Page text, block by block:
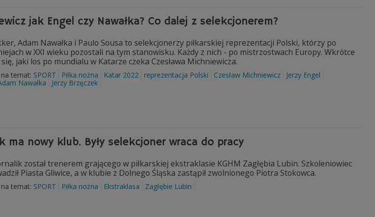
jak Engel czy Nawałka? Co dalej z selekcjonerem?
Adam Nawałka i Paulo Sousa to selekcjonerzy piłkarskiej reprezentacji Polski, którzy po
w XXI wieku pozostali na tym stanowisku. Każdy z nich - po mistrzostwach Europy. Wkrótce
jaki los po mundialu w Katarze czeka Czesława Michniewicza.
temat: SPORT Piłka nożna Katar 2022 reprezentacja Polski Czesław Michniewicz
Jerzy Engel
Nawałka Jerzy Brzęczek
ma nowy klub. Były selekcjoner wraca do pracy
został trenerem grającego w piłkarskiej ekstraklasie KGHM Zagłębia Lubin. Szkoleniowiec
Piasta Gliwice, a w klubie z Dolnego Śląska zastąpił zwolnionego Piotra Stokowca.
temat: SPORT Piłka nożna Ekstraklasa Zagłębie Lubin